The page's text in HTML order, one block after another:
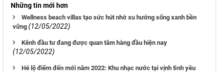
Những tin mới hơn
Wellness beach villas tạo sức hút nhờ xu hướng sống xanh bền
vững (12/05/2022)
Kênh đầu tư đang được quan tâm hàng đầu hiện nay
(12/05/2022)
Hé lộ điểm đến mới năm 2022: Khu nhạc nước tại vịnh tình yêu